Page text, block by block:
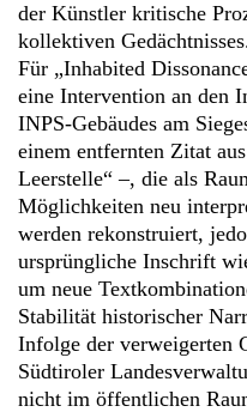
der Künstler kritische
kollektiven
Für „Inhabited
eine Intervention an den
INPS-Gebäudes am
einem entfernten Zitat
Leerstelle“ –, die als
Möglichkeiten neu
werden rekonstruiert,
ursprüngliche Inschrift
um neue
Stabilität historischer
Infolge der verweigerten
Südtiroler
nicht im öffentlichen